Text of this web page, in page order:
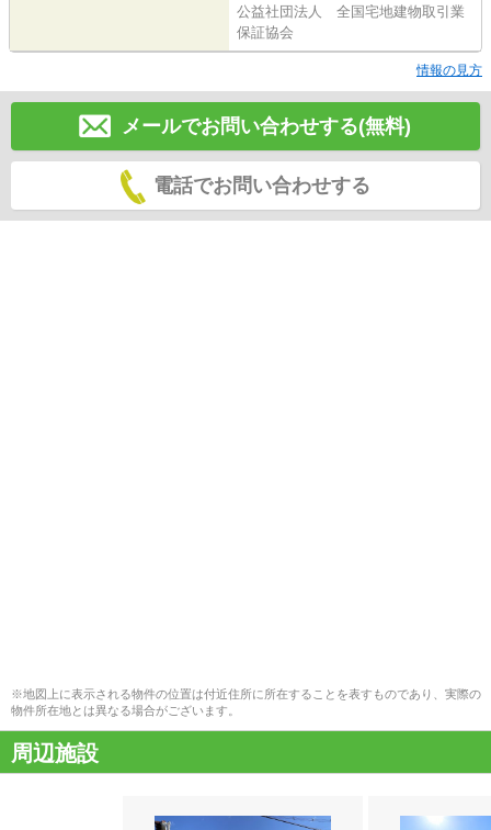
公益社団法人 全国宅地建物取引業
保証協会
情報の見方
メールでお問い合わせする(無料)
電話でお問い合わせする
※地図上に表示される物件の位置は付近住所に所在することを表すものであり、実際の
物件所在地とは異なる場合がございます。
周辺施設